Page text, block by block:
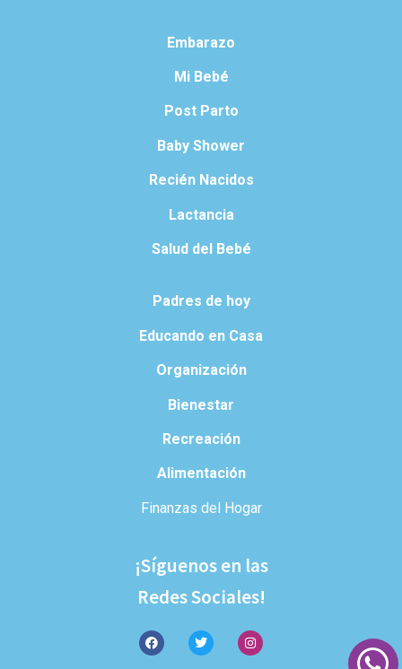
Embarazo
Mi Bebé
Post Parto
Baby Shower
Recién Nacidos
Lactancia
Salud del Bebé
Padres de hoy
Educando en Casa
Organización
Bienestar
Recreación
Alimentación
Finanzas del Hogar
¡Síguenos en las
Redes Sociales!